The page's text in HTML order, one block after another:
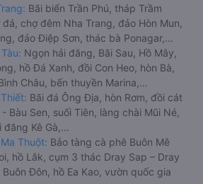
Bãi biển Trần Phú, tháp Trầm
chợ đêm Nha Trang, đảo Hòn Mun,
đảo Điệp Sơn, thác bà Ponagar,...
Ngọn hải đăng, Bãi Sau, Hồ Mây,
hồ Đá Xanh, đồi Con Heo, hòn Bà,
Châu, bến thuyền Marina,...
Bãi đá Ông Địa, hòn Rơm, đồi cát
Bàu Sen, suối Tiên, làng chài Mũi Né,
đăng Kê Gà,...
Thuột: Bảo tàng cà phê Buôn Mê
hồ Lắk, cụm 3 thác Dray Sap – Dray
Buôn Đôn, hồ Ea Kao, vườn quốc gia